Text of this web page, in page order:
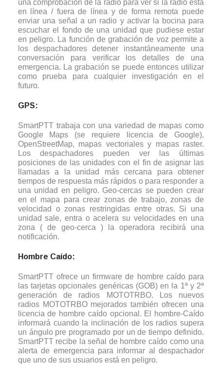
una comprobación de la radio para ver si la radio está
en línea / fuera de línea y de forma remota puede
enviar una señal a un radio y activar la bocina para
escuchar el fondo de una unidad que pudiese estar
en peligro. La función de grabación de voz permite a
los despachadores detener instantáneamente una
conversación para verificar los detalles de una
emergencia. La grabación se puede entonces utilizar
como prueba para cualquier investigación en el
futuro.
GPS:
SmartPTT trabaja con una variedad de mapas como
Google Maps (se requiere licencia de Google),
OpenStreetMap, mapas vectoriales y mapas raster.
Los despachadores pueden ver las últimas
posiciones de las unidades con el fin de asignar las
llamadas a la unidad más cercana para obtener
tiempos de respuesta más rápidos o para responder a
una unidad en peligro. Geo-cercas se pueden crear
en el mapa para crear zonas de trabajo, zonas de
velocidad o zonas restringidas entre otras. Si una
unidad sale, entra o acelera su velocidades en una
zona ( de geo-cerca ) la operadora recibirá una
notificación.
Hombre Caído:
SmartPTT ofrece un firmware de hombre caído para
las tarjetas opcionales genéricas (GOB) en la 1ª y 2ª
generación de radios MOTOTRBO. Los nuevos
radios MOTOTRBO mejorados también ofrecen una
licencia de hombre caído opcional. El hombre-Caído
informará cuando la inclinación de los radios supera
un ángulo pre programado por un de tiempo definido.
SmartPTT recibe la señal de hombre caído como una
alerta de emergencia para informar al despachador
que uno de sus usuarios está en peligro.